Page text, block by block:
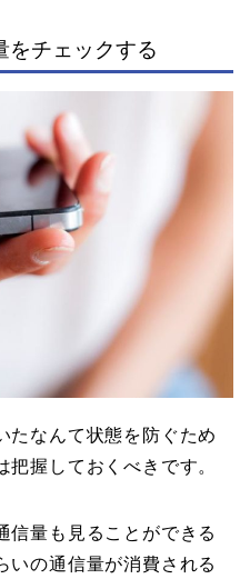
チェックする
たなんて状態を防ぐため
握しておくべきです。
信量も見ることができる
いの通信量が消費される